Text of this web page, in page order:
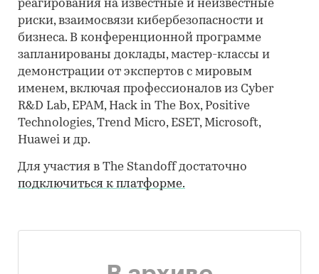
реагирования на известные и неизвестные
риски, взаимосвязи кибербезопасности и
бизнеса. В конференционной программе
запланированы доклады, мастер-классы и
демонстрации от экспертов с мировым
именем, включая профессионалов из Cyber
R&D Lab, EPAM, Hack in The Box, Positive
Technologies, Trend Micro, ESET, Microsoft,
Huawei и др.
Для участия в The Standoff достаточно
подключиться к платформе.